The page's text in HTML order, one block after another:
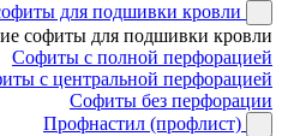
для подшивки кровли
софиты для подшивки кровли
Софиты с полной перфорацией
с центральной перфорацией
Софиты без перфорации
Профнастил (профлист)